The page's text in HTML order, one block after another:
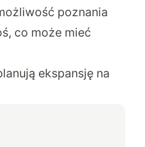
poznania
co może mieć
ekspansję na